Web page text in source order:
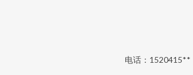
电话：1520415**